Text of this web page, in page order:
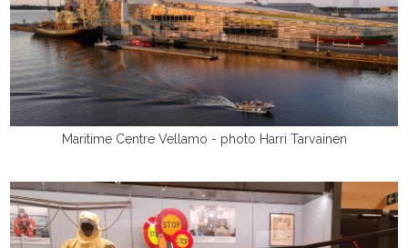
Maritime Centre Vellamo - photo Harri Tarvainen